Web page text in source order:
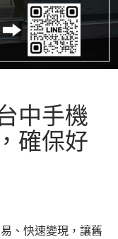
中手機
確保好
、快速變現，讓舊